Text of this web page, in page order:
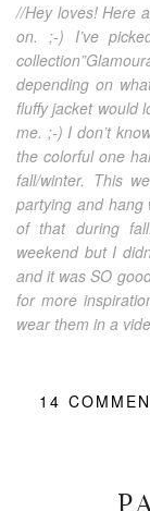
//Hey loves! Here
on. ;-) I’ve
depending on
fluffy jacket would
me. ;-) I don’t
the colorful one
fall/winter. This
partying and
of that during
weekend but I
and it was SO
for more
wear them in a
14